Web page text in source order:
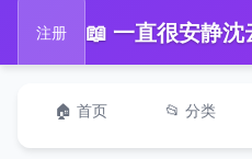
注册
🏠 首页 📂 分类